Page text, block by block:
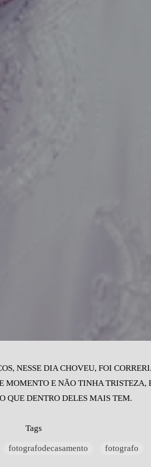
NESSE DIA CHOVEU, FOI
MOMENTO E NÃO TINHA TRISTEZA,
QUE DENTRO DELES MAIS TEM.
Tags
fotografodecasamento fotografo